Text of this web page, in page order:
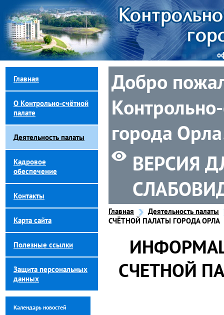
Главная
О Контрольно-счётной
палате
Деятельность палаты
Кадровое
обеспечение
Контакты
Карта сайта
Полезные ссылки
Защита персональных
данных
Календарь новостей
Добро
города
ВЕРСИЯ
Главная
Деятельность палаты
СЧЁТНОЙ ПАЛАТЫ ГОРОДА ОРЛА
СЧЕТНОЙ